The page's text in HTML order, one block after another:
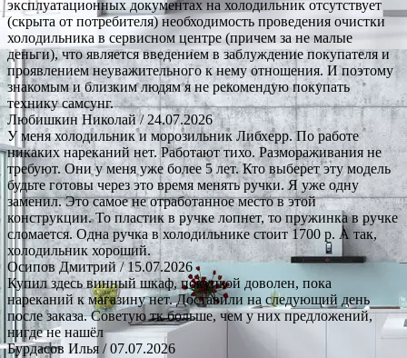
эксплуатационных документах на холодильник отсутствует
(скрыта от потребителя) необходимость проведения очистки
холодильника в сервисном центре (причем за не малые
деньги), что является введением в заблуждение покупателя и
проявлением неуважительного к нему отношения. И поэтому
знакомым и близким людям я не рекомендую покупать
технику самсунг.
Любишкин Николай/ 24.07.2026
У меня холодильник и морозильник Либхерр. По работе
никаких нареканий нет. Работают тихо. Размораживания не
требуют. Они у меня уже более 5 лет. Кто выберет эту модель
будьте готовы через это время менять ручки. Я уже одну
заменил. Это самое не отработанное место в этой
конструкции. То пластик в ручке лопнет, то пружинка в ручке
сломается. Одна ручка в холодильнике стоит 1700 р. А так,
холодильник хороший.
Осипов Дмитрий/ 15.07.2026
Купил здесь винный шкаф, покупкой доволен, пока
нареканий к магазину нет. Доставили на следующий день
после заказа. Советую тк больше, чем у них предложений,
нигде не нашёл
Бурдасов Илья / 07.07.2026